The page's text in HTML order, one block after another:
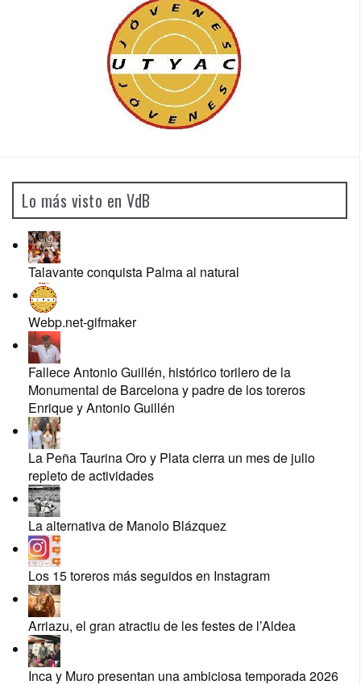
Lo más visto en VdB
Talavante conquista Palma al natural
Webp.net-gifmaker
Fallece Antonio Guillén, histórico torilero de la
Monumental de Barcelona y padre de los toreros
Enrique y Antonio Guillén
La Peña Taurina Oro y Plata cierra un mes de julio
repleto de actividades
La alternativa de Manolo Blázquez
Los 15 toreros más seguidos en Instagram
Arriazu, el gran atractiu de les festes de l’Aldea
Inca y Muro presentan una ambiciosa temporada 2026